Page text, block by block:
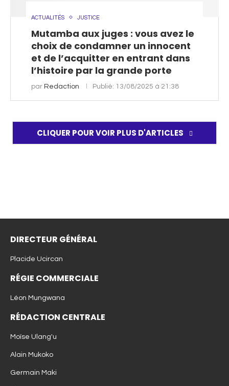
ACTUALITÉS JUSTICE
Mutamba aux juges : vous avez le
choix de condamner un innocent
et de l’acquitter en entrant dans
l’histoire par la grande porte
par Redaction Publié: 13/08/2025 à 21:38
CLIQUER POUR VOIR PLUS D'ARTICLES
DIRECTEUR GÉNÉRAL
Placide Ucircan
RÉGIE COMMERCIALE
Léon Mungwana
RÉDACTION CENTRALE
Moïse Ulang'u
Alain Mukoko
Germain Maki